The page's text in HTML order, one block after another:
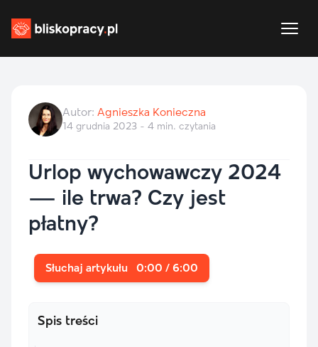
Autor: Agnieszka Konieczna
14 grudnia 2023 - 4 min. czytania
Urlop wychowawczy 2024
— ile trwa? Czy jest
płatny?
Słuchaj artykułu 0:00 / 6:00
Spis treści